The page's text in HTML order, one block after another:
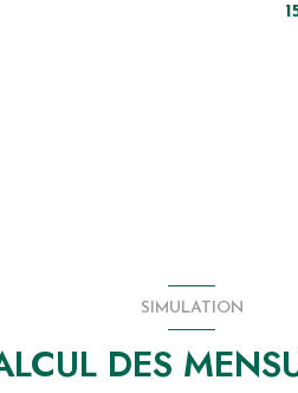
SIMULATION
DES